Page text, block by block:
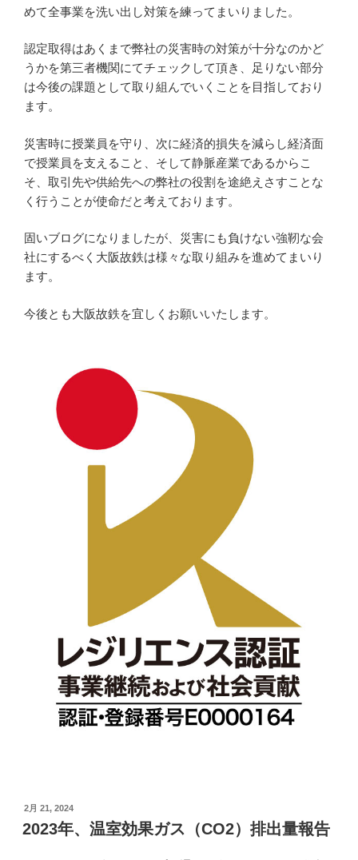
めて全事業を洗い出し対策を練ってまいりました。
認定取得はあくまで弊社の災害時の対策が十分なのかど
うかを第三者機関にてチェックして頂き、足りない部分
は今後の課題として取り組んでいくことを目指しており
ます。
災害時に授業員を守り、次に経済的損失を減らし経済面
で授業員を支えること、そして静脈産業であるからこ
そ、取引先や供給先への弊社の役割を途絶えさすことな
く行うことが使命だと考えております。
固いブログになりましたが、災害にも負けない強靭な会
社にするべく大阪故鉄は様々な取り組みを進めてまいり
ます。
今後とも大阪故鉄を宜しくお願いいたします。
投
稿
日:
2月 21, 2024
2023年、温室効果ガス（CO2）排出量報告